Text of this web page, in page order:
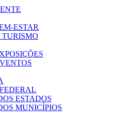
ESTAR
ESTADOS
MUNICÍPIOS